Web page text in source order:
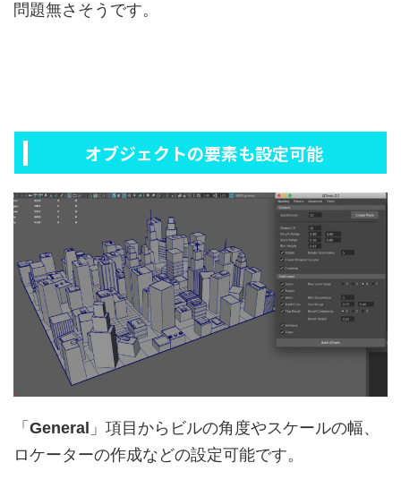
問題無さそうです。
オブジェクトの要素も設定可能
「 General 」項目からビルの角度やスケールの幅、
ロケーターの作成などの設定可能です。